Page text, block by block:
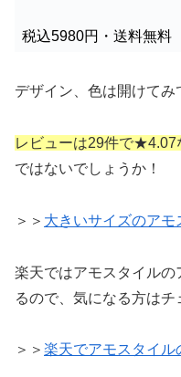
税込5980円・送料無料
デザイン、色は開けてみ
レビューは29件で★4.07
ではないでしょうか！
＞＞ 大きいサイズのアモ
楽天ではアモスタイル
るので、気になる方はチ
＞＞ 楽天でアモスタイル